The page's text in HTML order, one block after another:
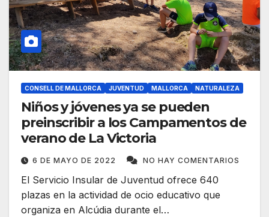
CONSELL DE MALLORCA JUVENTUD MALLORCA NATURALEZA
Niños y jóvenes ya se pueden
preinscribir a los Campamentos de
verano de La Victoria
6 DE MAYO DE 2022 NO HAY COMENTARIOS
El Servicio Insular de Juventud ofrece 640
plazas en la actividad de ocio educativo que
organiza en Alcúdia durante el…